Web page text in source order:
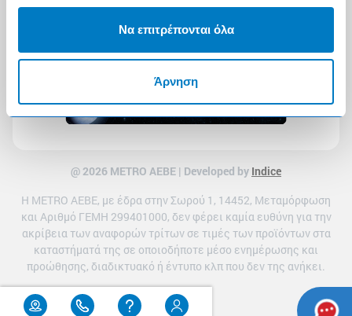
Να επιτρέπονται όλα
Άρνηση
@ 2026 ΜETRO AEBE | Developed by Indice
Η METRO ΑΕΒΕ, με έδρα στην Σωρού 1, 14452, Μεταμόρφωση
και Αριθμό ΓΕΜΗ 299401000, δεν φέρει καμία ευθύνη για την
ακρίβεια των αναφορών τρίτων σε τιμές των προϊόντων στα
καταστήματά της σε οποιοδήποτε μέσο ενημέρωσης και
προώθησης, διαδικτυακό ή έντυπο κλπ που δεν της ανήκει.